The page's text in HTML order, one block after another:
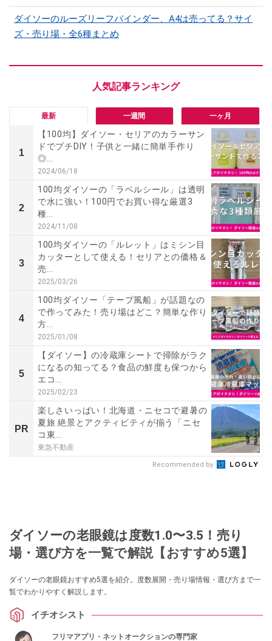
ダイソーのルーズリーフバインダー、A4は売ってる？サイ
ズ・売り場・全6種まとめ
最新 一週間 一ヶ月
1
【100均】ダイソー・セリアのカラーサン
ドでプチDIY！子供と一緒に簡単手作り
◎...
2024/06/18
2
100均ダイソーの「ラベルシール」は透明
で水に強い！100円でお買い得な厳選3
種...
2024/11/08
3
100均ダイソーの「ルレット」はミシン目
カッターとして使える！セリアとの価格＆
売...
2025/03/26
4
100均ダイソー「テープ風船」が話題なの
で作ってみた！売り場はどこ？簡単な作り
方...
2025/01/08
5
【ダイソー】の冷蔵庫シートで掃除がラク
になるの知ってる？食品の鮮度も保つから
エコ...
2025/02/23
PR
楽しさいっぱい！北海道・ニセコで避暑の
夏旅 絶景とアクティビティが揃う「ニセ
コ東...
東急不動産
Recommended by
ダイソーの老眼鏡は度数1.0〜3.5！売り
場・選び方を一覧で解説【おすすめ5選】
ダイソーの老眼鏡おすすめ5選を紹介。度数展開・売り場情報・選び方まで一
覧でわかりやすく解説します。
イチオシスト
フリマアプリ・ネットオークションの専門家